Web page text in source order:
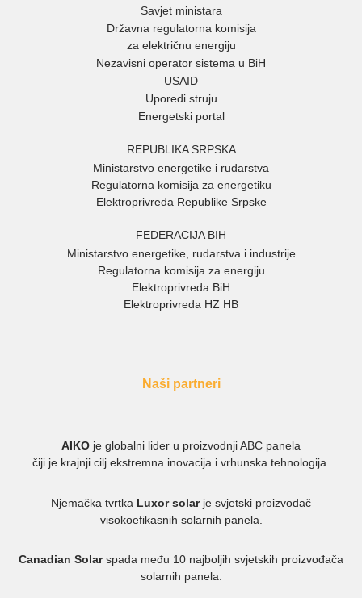
Savjet ministara
Državna regulatorna komisija
za električnu energiju
Nezavisni operator sistema u BiH
USAID
Uporedi struju
Energetski portal
REPUBLIKA SRPSKA
Ministarstvo energetike i rudarstva
Regulatorna komisija za energetiku
Elektroprivreda Republike Srpske
FEDERACIJA BIH
Ministarstvo energetike, rudarstva i industrije
Regulatorna komisija za energiju
Elektroprivreda BiH
Elektroprivreda HZ HB
Naši partneri
AIKO je globalni lider u proizvodnji ABC panela
čiji je krajnji cilj ekstremna inovacija i vrhunska tehnologija.
Njemačka tvrtka Luxor solarje svjetski proizvođač
visokoefikasnih solarnih panela.
Canadian Solarspada među 10 najboljih svjetskih proizvođača
solarnih panela.